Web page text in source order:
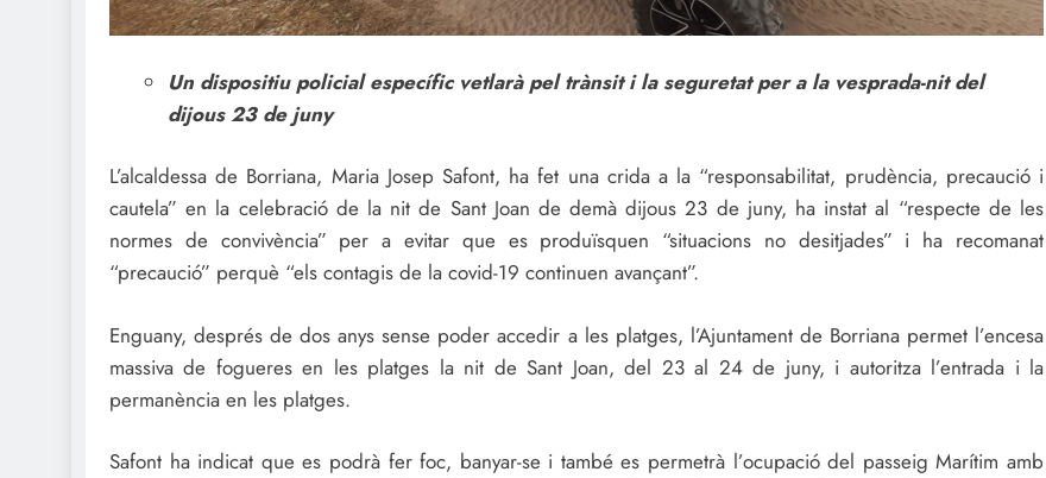
Un dispositiu policial específic vetlarà pel trànsit i la seguretat per a la vesprada-nit del
dijous 23 de juny
L’alcaldessa de Borriana, Maria Josep Safont, ha fet una crida a la “responsabilitat, prudència, precaució i
cautela” en la celebració de la nit de Sant Joan de demà dijous 23 de juny, ha instat al “respecte de les
normes de convivència” per a evitar que es produïsquen “situacions no desitjades” i ha recomanat
“precaució” perquè “els contagis de la covid-19 continuen avançant”.
Enguany, després de dos anys sense poder accedir a les platges, l’Ajuntament de Borriana permet l’encesa
massiva de fogueres en les platges la nit de Sant Joan, del 23 al 24 de juny, i autoritza l’entrada i la
permanència en les platges.
Safont ha indicat que es podrà fer foc, banyar-se i també es permetrà l’ocupació del passeig Marítim amb